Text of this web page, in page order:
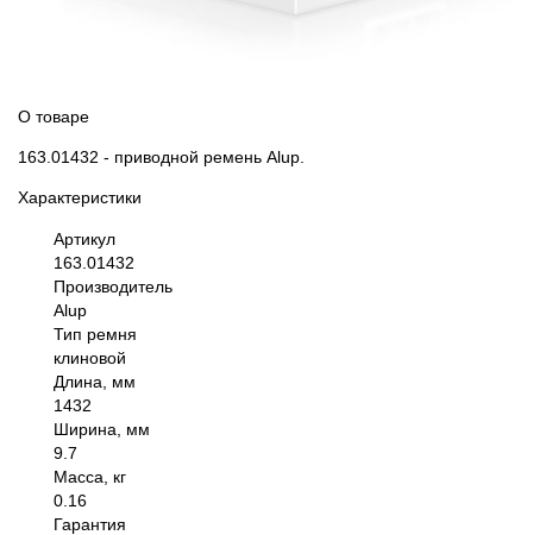
О товаре
163.01432 - приводной ремень Alup.
Характеристики
Артикул
163.01432
Производитель
Alup
Тип ремня
клиновой
Длина, мм
1432
Ширина, мм
9.7
Масса, кг
0.16
Гарантия